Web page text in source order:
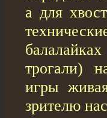
а для
трогали)
игры
зрителю